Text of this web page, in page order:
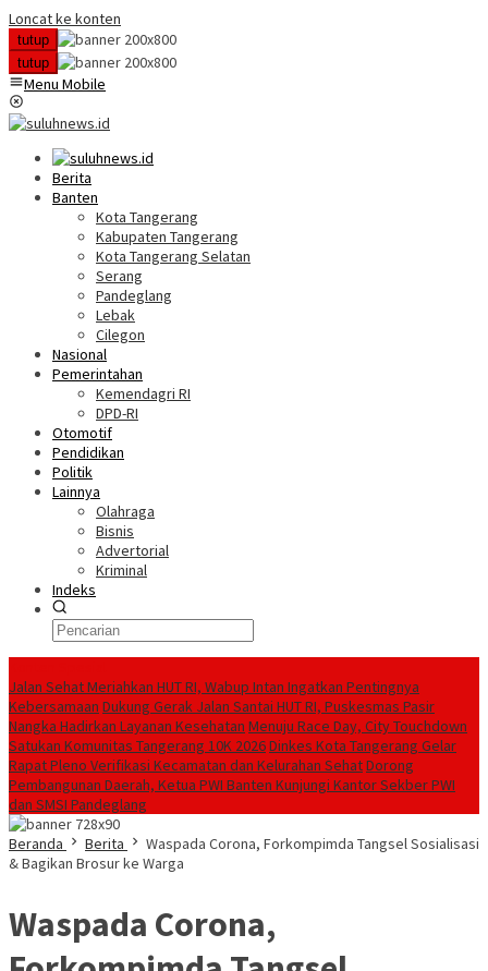
Loncat ke konten
tutup
tutup
Menu Mobile
Berita
Banten
Kota Tangerang
Kabupaten Tangerang
Kota Tangerang Selatan
Serang
Pandeglang
Lebak
Cilegon
Nasional
Pemerintahan
Kemendagri RI
DPD-RI
Otomotif
Pendidikan
Politik
Lainnya
Olahraga
Bisnis
Advertorial
Kriminal
Indeks
Jalan Sehat Meriahkan HUT RI, Wabup Intan Ingatkan Pentingnya
Kebersamaan Dukung Gerak Jalan Santai HUT RI, Puskesmas Pasir
Nangka Hadirkan Layanan Kesehatan Menuju Race Day, City Touchdown
Satukan Komunitas Tangerang 10K 2026Dinkes Kota Tangerang Gelar
Rapat Pleno Verifikasi Kecamatan dan Kelurahan SehatDorong
Pembangunan Daerah, Ketua PWI Banten Kunjungi Kantor Sekber PWI
dan SMSI Pandeglang
Beranda
Berita
Waspada Corona, Forkompimda Tangsel Sosialisasi
& Bagikan Brosur ke Warga
Waspada Corona,